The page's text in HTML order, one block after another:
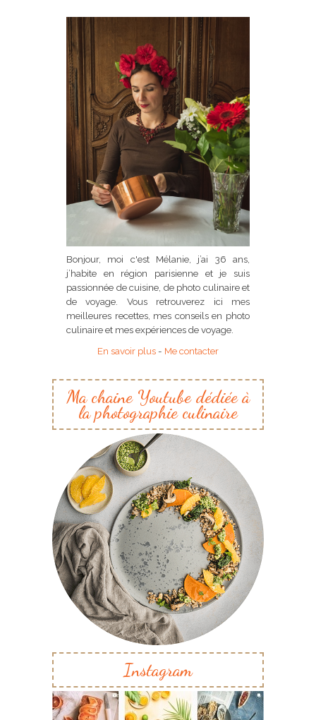
Bonjour, moi c'est Mélanie, j’ai 36 ans,
j’habite en région parisienne et je suis
passionnée de cuisine, de photo culinaire et
de voyage. Vous retrouverez ici mes
meilleures recettes, mes conseils en photo
culinaire et mes expériences de voyage.
En savoir plus - Me contacter
Ma chaine Youtube dédiée à
la photographie culinaire
Instagram